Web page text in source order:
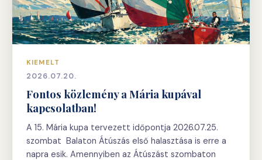
KIEMELT
2026.07.20.
Fontos közlemény a Mária kupával
kapcsolatban!
A 15. Mária kupa tervezett időpontja 2026.07.25.
szombat Balaton Átúszás első halasztása is erre a
napra esik. Amennyiben az Átúszást szombaton